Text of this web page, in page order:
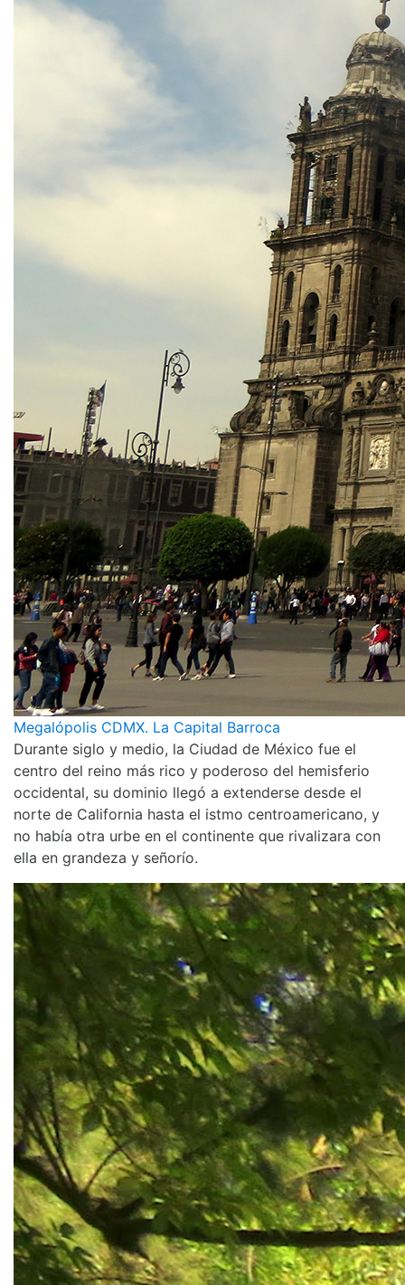
Megalópolis CDMX. La Capital Barroca
Durante siglo y medio, la Ciudad de México fue el
centro del reino más rico y poderoso del hemisferio
occidental, su dominio llegó a extenderse desde el
norte de California hasta el istmo centroamericano, y
no había otra urbe en el continente que rivalizara con
ella en grandeza y señorío.